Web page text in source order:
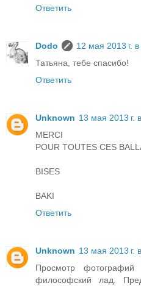
Ответить
Dodo
12 мая 2013 г.
Татьяна, тебе спасибо!
Ответить
Unknown 13 мая 2013 г.
MERCI
POUR TOUTES CES
BISES
BAKI
Ответить
Unknown 13 мая 2013 г.
Просмотр
философский лад.